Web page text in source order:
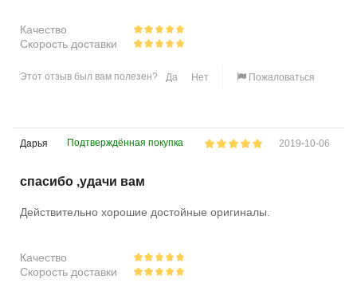
Качество
Скорость доставки
Этот отзыв был вам полезен? Да Нет Пожаловаться
Дарья Подтверждённая покупка 2019-10-06
спасибо ,удачи вам
Действительно хорошие достойные оригиналы.
Качество
Скорость доставки